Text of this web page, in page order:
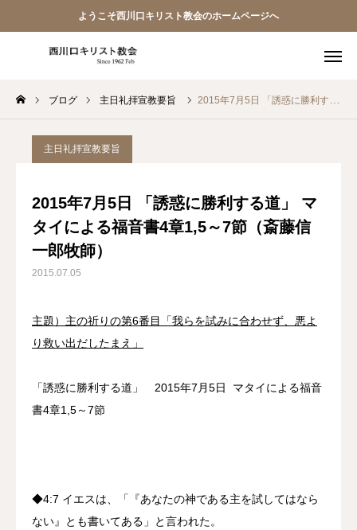
ようこそ西川口キリスト教会のホームページへ
ブログ 主日礼拝宣教要旨 2015年7月5日 「誘惑に勝利する道」 マタイによる福音書4章1,5～7節（斎藤信一郎牧師）
主日礼拝宣教要旨
2015年7月5日 「誘惑に勝利する道」 マ
タイによる福音書4章1,5～7節（斎藤信
一郎牧師）
2015.07.05
主題）主の祈りの第6番目「我らを試みに合わせず、悪よ
り救い出だしたまえ」
「誘惑に勝利する道」 2015年7月5日 マタイによる福音
書4章1,5～7節
◆4:7 イエスは、「『あなたの神である主を試してはなら
ない』とも書いてある」と言われた。
教会員ページ
ようこそ桜並木の教会へ
西川口キリスト教会 信仰告白
案内･地図